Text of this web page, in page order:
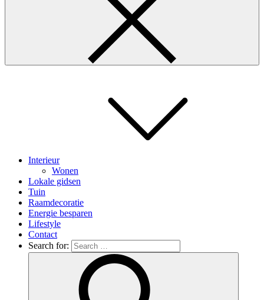
Interieur
Wonen
Lokale gidsen
Tuin
Raamdecoratie
Energie besparen
Lifestyle
Contact
Search for: